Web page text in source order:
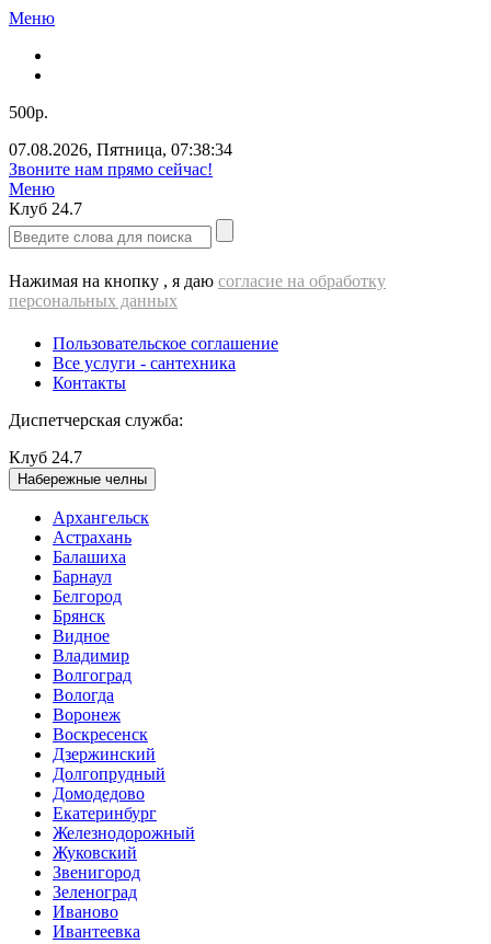
Меню
500р.
07.08.2026, Пятница, 07:38:34
Звоните нам прямо сейчас!
Меню
Клуб 24.7
Нажимая на кнопку , я даю согласие на обработку
персональных данных
Пользовательское соглашение
Все услуги - cантехника
Контакты
Диспетчерская служба:
Клуб 24.7
Набережные челны
Архангельск
Астрахань
Балашиха
Барнаул
Белгород
Брянск
Видное
Владимир
Волгоград
Вологда
Воронеж
Воскресенск
Дзержинский
Долгопрудный
Домодедово
Екатеринбург
Железнодорожный
Жуковский
Звенигород
Зеленоград
Иваново
Ивантеевка